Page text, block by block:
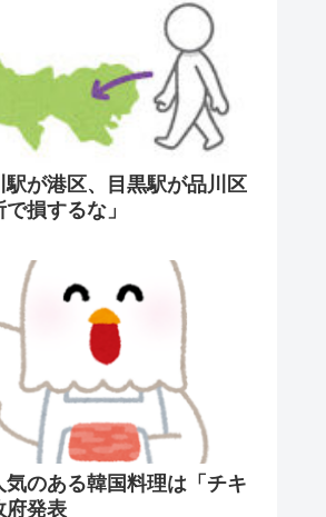
駅が港区、目黒駅が品川区
損するな」
のある韓国料理は「チキ
発表